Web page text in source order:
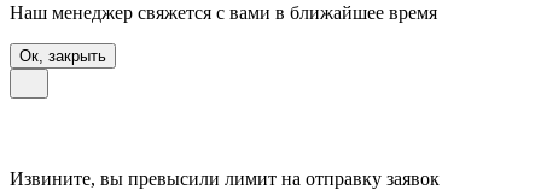
Наш менеджер свяжется с вами в ближайшее время
Ок, закрыть
Извините, вы превысили лимит на отправку заявок